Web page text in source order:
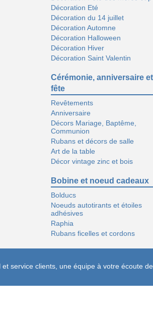
Décoration Eté
Décoration du 14 juillet
Décoration Automne
Décoration Halloween
Décoration Hiver
Décoration Saint Valentin
Cérémonie, anniversaire et
fête
Revêtements
Anniversaire
Décors Mariage, Baptême,
Communion
Rubans et décors de salle
Art de la table
Décor vintage zinc et bois
Bobine et noeud cadeaux
Bolducs
Noeuds autotirants et étoiles
adhésives
Raphia
Rubans ficelles et cordons
et service clients, une équipe à votre écoute